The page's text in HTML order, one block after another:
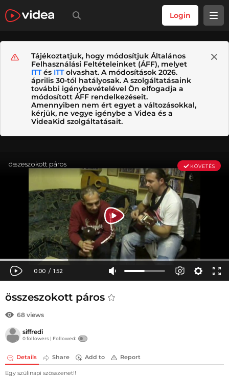
Login
Tájékoztatjuk, hogy módosítjuk Általános
Felhasználási Feltételeinket (ÁFF), melyet
ITTés ITTolvashat. A módosítások 2026.
április 30-tól hatályosak. A szolgáltatásaink
további igénybevételével Ön elfogadja a
módosított ÁFF rendelkezéseit.
Amennyiben nem ért egyet a változásokkal,
kérjük, ne vegye igénybe a Videa és a
VideaKid szolgáltatásait.
összeszokott páros
68 views
siffredi
0 followers | Followed:
Details Share Add to Report
Egy szülinapi szösszenet!!